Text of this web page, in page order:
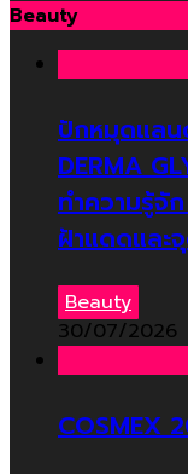
Beauty
ปักหมุดแลน
DERMA
ทำความรู้จั
ฝ้าแดดและ
Beauty
30/07/2026
COSMEX